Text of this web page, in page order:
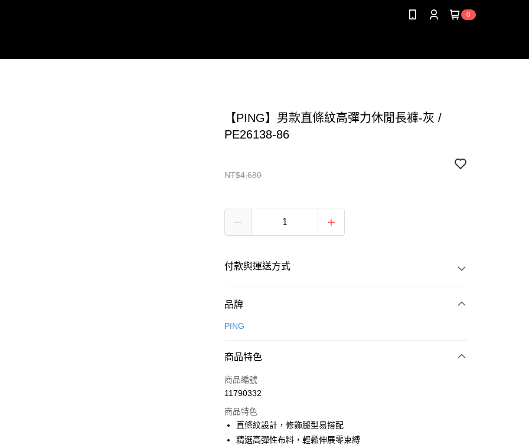
0
【PING】男款直條紋高彈力休閒長褲-灰 /
PE26138-86
NT$4,680
付款與運送方式
付款方式
信用卡一次付款
LINE Pay
Apple Pay
全盈+PAY
品牌
PING
商品特色
商品編號
11790332
商品特色
直條紋設計，修飾腿型易搭配
精選高彈性布料，輕鬆伸展零束縛